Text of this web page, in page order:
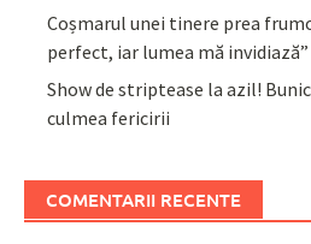
Coșmarul unei tinere prea
perfect, iar lumea mă invidiază”
Show de striptease la azil!
culmea fericirii
COMENTARII RECENTE